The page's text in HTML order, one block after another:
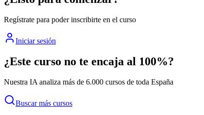
Regístrate para poder inscribirte en el curso
Iniciar sesión
¿Este curso no te encaja al 100%?
Nuestra IA analiza más de 6.000 cursos de toda España
Buscar más cursos